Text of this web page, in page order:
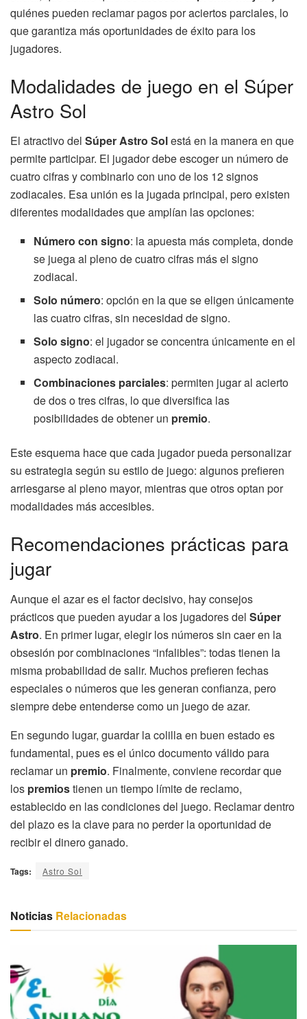
quiénes pueden reclamar pagos por aciertos parciales, lo
que garantiza más oportunidades de éxito para los
jugadores.
Modalidades de juego en el Súper
Astro Sol
El atractivo del Súper Astro Solestá en la manera en que
permite participar. El jugador debe escoger un número de
cuatro cifras y combinarlo con uno de los 12 signos
zodiacales. Esa unión es la jugada principal, pero existen
diferentes modalidades que amplían las opciones:
Número con signo: la apuesta más completa, donde
se juega al pleno de cuatro cifras más el signo
zodiacal.
Solo número: opción en la que se eligen únicamente
las cuatro cifras, sin necesidad de signo.
Solo signo: el jugador se concentra únicamente en el
aspecto zodiacal.
Combinaciones parciales: permiten jugar al acierto
de dos o tres cifras, lo que diversifica las
posibilidades de obtener un premio.
Este esquema hace que cada jugador pueda personalizar
su estrategia según su estilo de juego: algunos prefieren
arriesgarse al pleno mayor, mientras que otros optan por
modalidades más accesibles.
Recomendaciones prácticas para
jugar
Aunque el azar es el factor decisivo, hay consejos
prácticos que pueden ayudar a los jugadores del Súper
Astro. En primer lugar, elegir los números sin caer en la
obsesión por combinaciones “infalibles”: todas tienen la
misma probabilidad de salir. Muchos prefieren fechas
especiales o números que les generan confianza, pero
siempre debe entenderse como un juego de azar.
En segundo lugar, guardar la colilla en buen estado es
fundamental, pues es el único documento válido para
reclamar un premio. Finalmente, conviene recordar que
los premiostienen un tiempo límite de reclamo,
establecido en las condiciones del juego. Reclamar dentro
del plazo es la clave para no perder la oportunidad de
recibir el dinero ganado.
Tags: Astro Sol
Noticias Relacionadas